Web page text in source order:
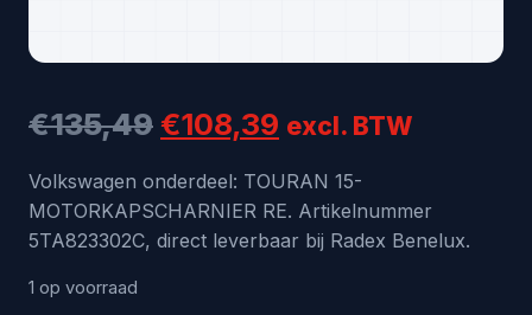
€135,49Oorspronkelijke
prijs
was:
€108,39 Huidige
prijs
is:
excl. BTW
Volkswagen onderdeel: TOURAN 15-
MOTORKAPSCHARNIER RE. Artikelnummer
5TA823302C, direct leverbaar bij Radex Benelux.
1 op voorraad